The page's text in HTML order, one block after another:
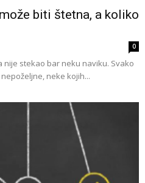
biti štetna, a koliko
0
nije stekao bar neku naviku. Svako
neke kojih...